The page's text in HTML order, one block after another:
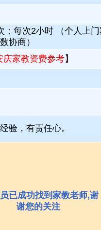
；每次2小时 （个人上
协商）
庆家教资费参考】
验，有责任心。
已成功找到家教老师,谢
谢您的关注